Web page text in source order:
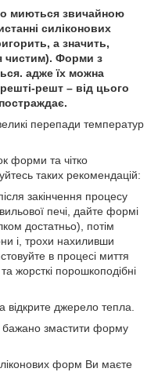
миються звичайною
силіконових
а значить,
чистим). Форми з
адже їх можна
решт – від цього
перепади температур
форми та чітко
таких рекомендацій:
закінчення процесу
печі, дайте формі
достатньо), потім
і, трохи нахиливши
в процесі миття
жорсткі порошкоподібні
джерело тепла.
змастити форму
форм Ви маєте